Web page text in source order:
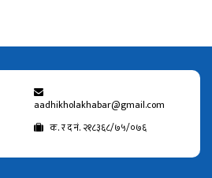
aadhikholakhabar@gmail.com
क. र द नं. २१८३६८/७५/०७६